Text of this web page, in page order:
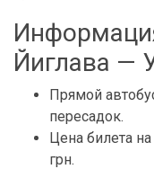
Йиглава —
Прямой
пересадок.
Цена билета
грн.